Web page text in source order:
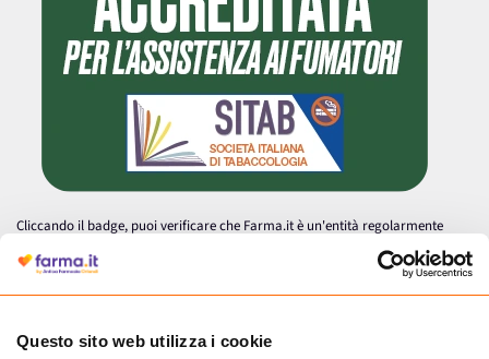
Questo sito web utilizza i cookie
Cliccando il badge, puoi verificare che Farma.it è un'entità regolarmente
autorizzata dal Ministero della Salute a effettuare la vendita online di
medicinali.